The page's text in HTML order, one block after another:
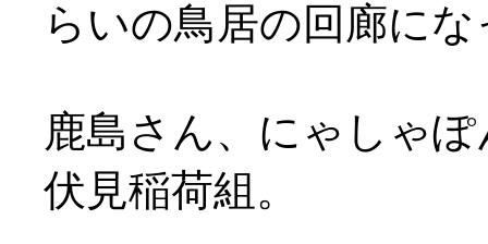
らいの鳥居の回廊に
鹿島さん、にゃしゃ
伏見稲荷組。